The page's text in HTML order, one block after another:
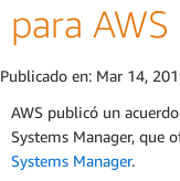
para
Publicado en: Mar 14,
AWS publicó un
Systems Manager, que
Systems Manager.